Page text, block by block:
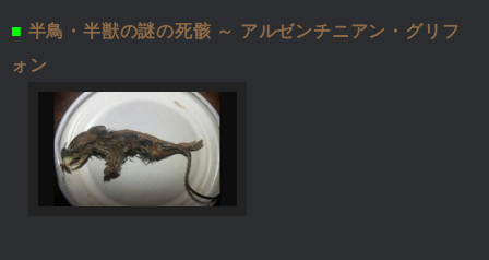
■ 半鳥・半獣の謎の死骸 ～ アルゼンチニアン・グリフ
ォン